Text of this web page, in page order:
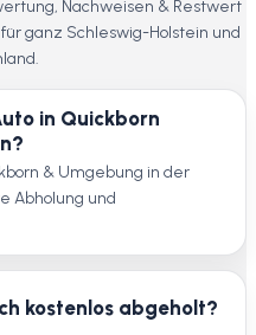
Nachweisen & Restwert
ganz Schleswig-Holstein und
in Quickborn
& Umgebung in der
Abholung und
kostenlos abgeholt?